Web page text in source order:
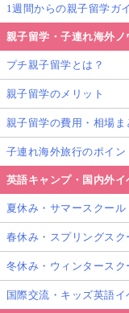
1週間からの親子留学ガ
親子留学・子連れ海外ノ
プチ親子留学とは？
親子留学のメリット
親子留学の費用・相場ま
子連れ海外旅行のポイン
英語キャンプ・国内外イ
夏休み・サマースクール
春休み・スプリングスク
冬休み・ウィンタースク
国際交流・キッズ英語イ